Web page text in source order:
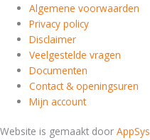
Algemene voorwaarden
Privacy policy
Disclaimer
Veelgestelde vragen
Documenten
Contact & openingsuren
Mijn account
Website is gemaakt door AppSys